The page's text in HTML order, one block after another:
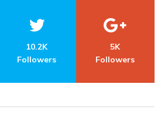
10.2K
Followers
5K
Followers